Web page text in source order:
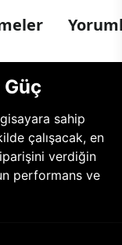
sahip
çalışacak, en
verdiğin
performans ve